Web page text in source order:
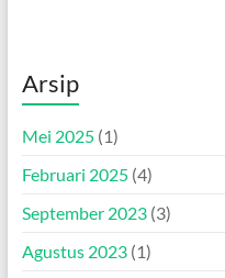
Arsip
Mei 2025(1)
Februari 2025(4)
September 2023(3)
Agustus 2023(1)